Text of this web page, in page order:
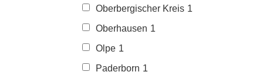
Oberbergischer Kreis 1
Oberhausen 1
Olpe 1
Paderborn 1